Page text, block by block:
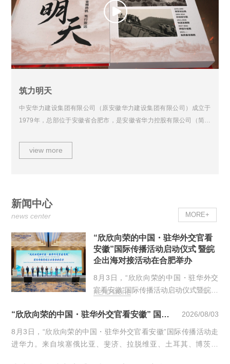
筑力明天
中安华力建设集团有限公司（原安徽华力建设集团有限公司）成立于
1979年，总部位于安徽省合肥市，是安徽省华力控股有限公司（简称
view more
新闻中心
news center MORE+
“欣欣向荣的中国・驻华外交官看
安徽”国际传播活动启动仪式 暨皖
企出海对接活动在合肥举办
8月3日，“欣欣向荣的中国・驻华外交
官看安徽”国际传播活动启动仪式暨皖企
比亚、斐济、拉脱维亚、土耳其、博茨
瓦纳、…
READ MORE
“欣欣向荣的中国・驻华外交官看安徽” 国际传播活动走进中安华力 2026/08/03
8月3日，“欣欣向荣的中国・驻华外交官看安徽”国际传播活动走
进华力。来自埃塞俄比亚、斐济、拉脱维亚、土耳其、博茨瓦